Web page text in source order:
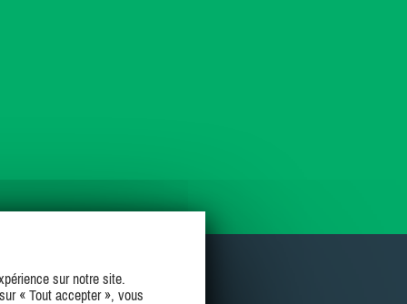
sur notre site.
« Tout accepter », vous